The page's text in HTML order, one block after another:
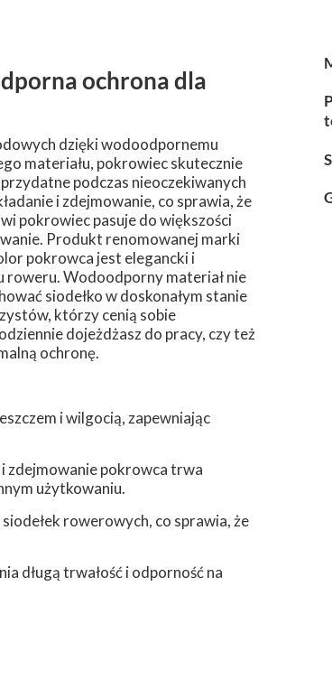
ochrona dla
dzięki wodoodpornemu
materiału, pokrowiec skutecznie
podczas nieoczekiwanych
i zdejmowanie, co sprawia, że
pokrowiec pasuje do większości
Produkt renomowanej marki
pokrowca jest elegancki i
Wodoodporny materiał nie
siodełko w doskonałym stanie
którzy cenią sobie
dojeżdżasz do pracy, czy też
ochronę.
i wilgocią, zapewniając
i zdejmowanie pokrowca trwa
użytkowaniu.
rowerowych, co sprawia, że
długą trwałość i odporność na